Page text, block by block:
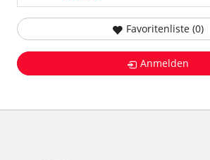
Favoritenliste (0)
Anmelden